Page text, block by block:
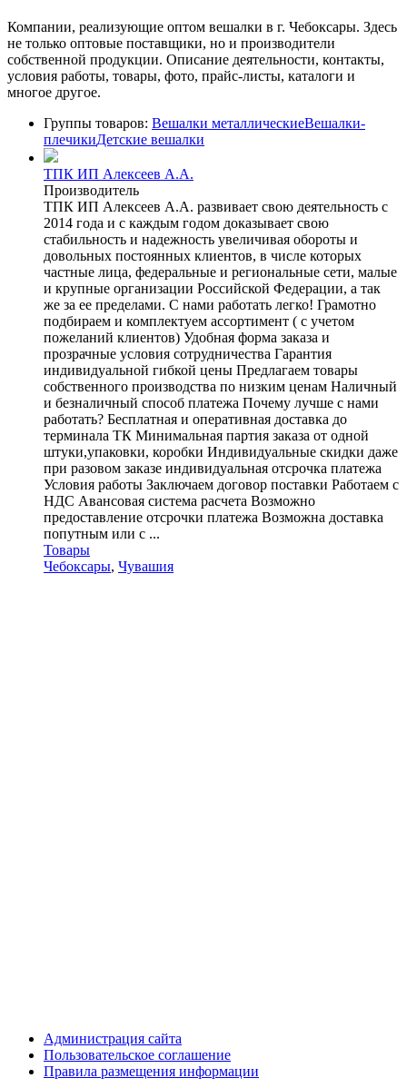
Компании, реализующие оптом вешалки в г. Чебоксары. Здесь
не только оптовые поставщики, но и производители
собственной продукции. Описание деятельности, контакты,
условия работы, товары, фото, прайс-листы, каталоги и
многое другое.
Группы товаров: Вешалки металлическиеВешалки-
плечикиДетские вешалки
ТПК ИП Алексеев А.А.
Производитель
ТПК ИП Алексеев А.А. развивает свою деятельность с
2014 года и с каждым годом доказывает свою
стабильность и надежность увеличивая обороты и
довольных постоянных клиентов, в числе которых
частные лица, федеральные и региональные сети, малые
и крупные организации Российской Федерации, а так
же за ее пределами. С нами работать легко! Грамотно
подбираем и комплектуем ассортимент ( с учетом
пожеланий клиентов) Удобная форма заказа и
прозрачные условия сотрудничества Гарантия
индивидуальной гибкой цены Предлагаем товары
собственного производства по низким ценам Наличный
и безналичный способ платежа Почему лучше с нами
работать? Бесплатная и оперативная доставка до
терминала ТК Минимальная партия заказа от одной
штуки,упаковки, коробки Индивидуальные скидки даже
при разовом заказе индивидуальная отсрочка платежа
Условия работы Заключаем договор поставки Работаем с
НДС Авансовая система расчета Возможно
предоставление отсрочки платежа Возможна доставка
попутным или с ...
Товары
Чебоксары, Чувашия
Администрация сайта
Пользовательское соглашение
Правила размещения информации